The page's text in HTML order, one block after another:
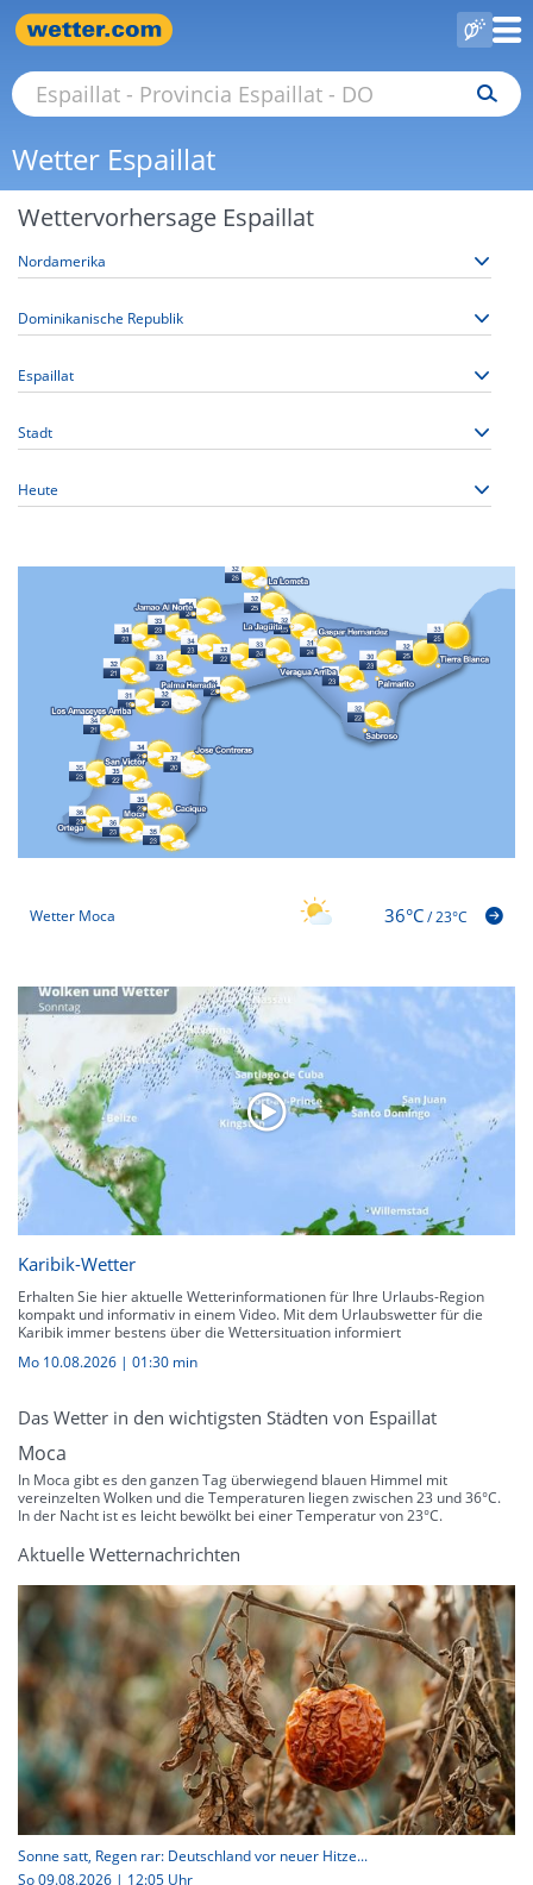
Wetter Espaillat
Wettervorhersage Espaillat
Wetter Moca 36°C/23°C
Karibik-Wetter
Erhalten Sie hier aktuelle Wetterinformationen für Ihre Urlaubs-Region
kompakt und informativ in einem Video. Mit dem Urlaubswetter für die
Karibik immer bestens über die Wettersituation informiert
Mo 10.08.2026 | 01:30 min
Das Wetter in den wichtigsten Städten von Espaillat
Moca
In Moca gibt es den ganzen Tag überwiegend blauen Himmel mit
vereinzelten Wolken und die Temperaturen liegen zwischen 23 und 36°C.
In der Nacht ist es leicht bewölkt bei einer Temperatur von 23°C.
Aktuelle Wetternachrichten
Sonne satt, Regen rar: Deutschland vor neuer Hitze...
So 09.08.2026 | 12:05 Uhr